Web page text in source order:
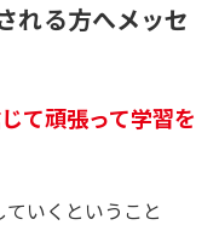
れる方へメッセ
て頑張って学習を
いくということ